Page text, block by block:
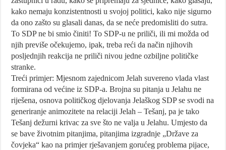
kako nemaju konzistentnosti u svojoj politici, kako nije sigurno
da ono zašto su glasali danas, da se neće predomisliti do sutra.
To SDP ne bi smio činiti! To SDP-u ne priliči, ili mi možda od
njih previše očekujemo, ipak, treba reći da način njihovih
posljednjih reakcija ne priliči nivou jedne ozbiljne političke
stranke.
Treći primjer: Mjesnom zajednicom Jelah suvereno vlada vlast
formirana od većine iz SDP-a. Brojna su pitanja u Jelahu ne
riješena, osnova političkog djelovanja Jelaškog SDP se svodi na
generiranje animozitete na relaciji Jelah – Tešanj, pa je tako
Tešanj dežurni krivac za sve što ne valja u Jelahu. Umjesto da
se bave životnim pitanjima, pitanjima izgradnje „Države za
čovjeka“ kao na primjer rješavanjem gorućeg problema pijace,